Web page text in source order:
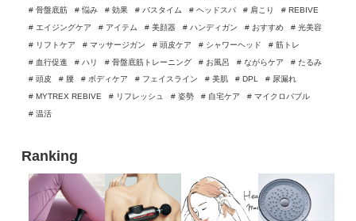
# 骨盤底筋
# 悩み # 効果 # バスタイム # ヘッドスパ # 肩こり
# REBIVE
# エイジングケア
# アイテム # 美顔器 # ハンディガン # おすすめ
# 光美容
# リフトケア
# マッサージガン # 頭皮ケア # シャワーヘッド
# 筋トレ
# 血行促進
# ハリ # 骨盤底筋トレーニング # お風呂 # ながらケア
# たるみ
# 頭皮
# 腰 # ボディケア # フェイスライン # 美肌 # DPL
# 尿漏れ
# MYTREX REBIVE
# リフレッシュ # 姿勢 # 自宅ケア
# マイクロバブル
# 温活
Ranking